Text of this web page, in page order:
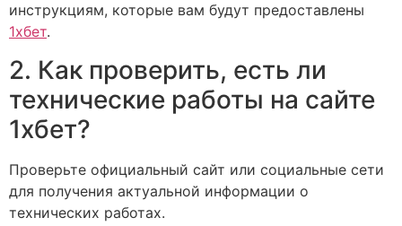
инструкциям, которые вам будут предоставлены
1хбет.
2. Как проверить, есть ли
технические работы на сайте
1хбет?
Проверьте официальный сайт или социальные сети
для получения актуальной информации о
технических работах.